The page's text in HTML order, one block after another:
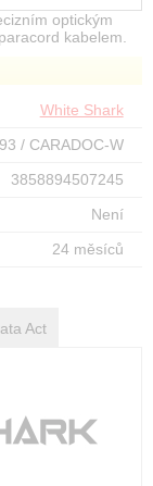
optickým
kabelem.
White Shark
/ CARADOC-W
3858894507245
Není
24 měsíců
Act